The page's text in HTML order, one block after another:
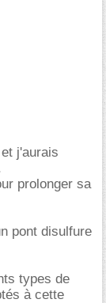
j'aurais
prolonger sa
pont disulfure
types de
à cette